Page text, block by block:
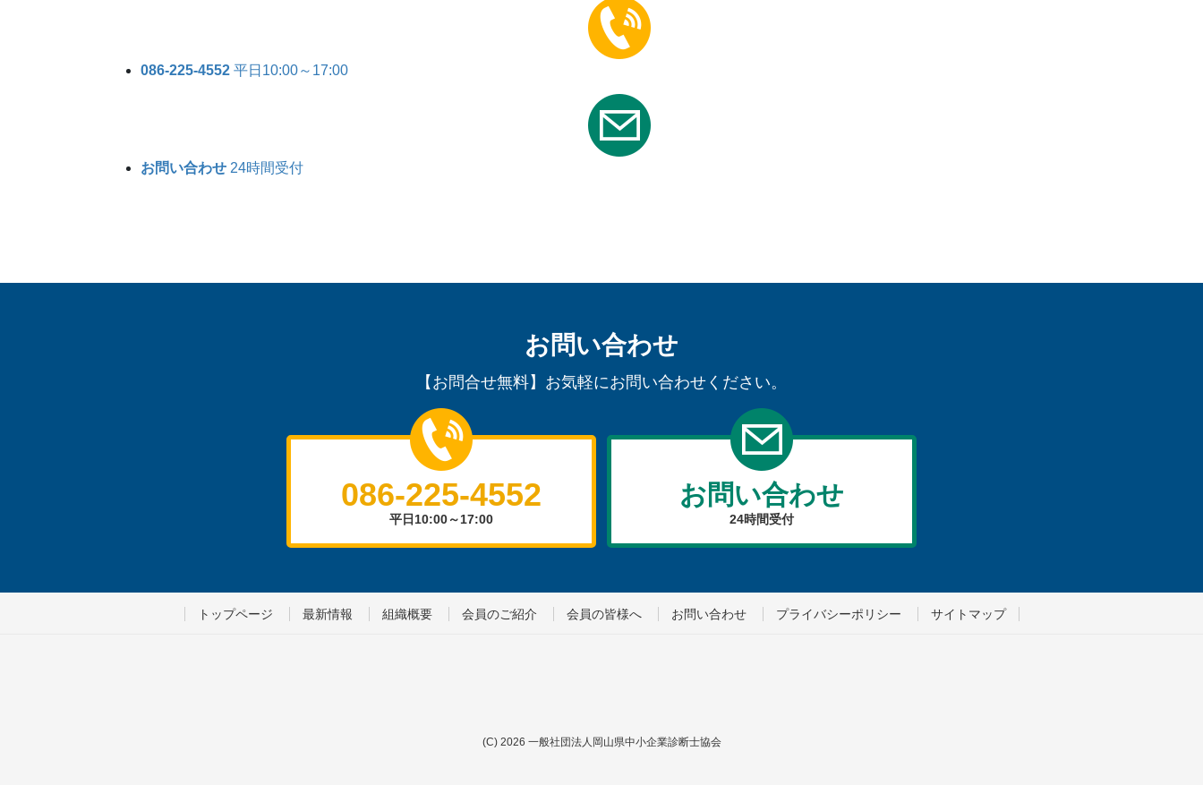
086-225-4552 平日10:00～17:00
お問い合わせ 24時間受付
お問い合わせ
【お問合せ無料】お気軽にお問い合わせください。
086-225-4552
平日10:00～17:00
お問い合わせ
24時間受付
トップページ 最新情報 組織概要 会員のご紹介 会員の皆様へ お問い合わせ プライバシーポリシー サイトマップ
(C) 2026 一般社団法人岡山県中小企業診断士協会